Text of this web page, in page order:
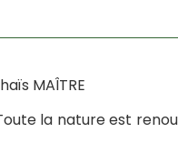
MAÎTRE
la nature est